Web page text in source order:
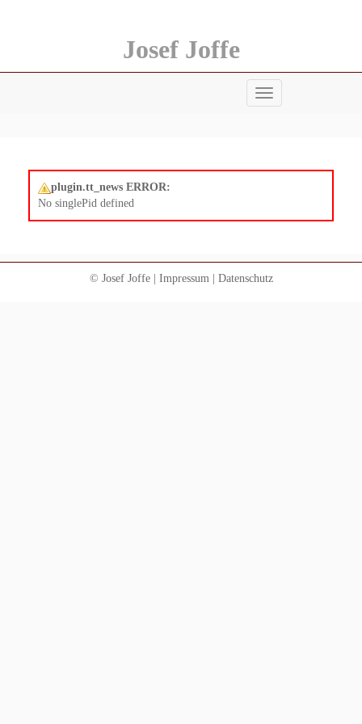
Josef Joffe
Menü
anzeigen
plugin.tt_news ERROR:
No singlePid defined
© Josef Joffe | Impressum| Datenschutz